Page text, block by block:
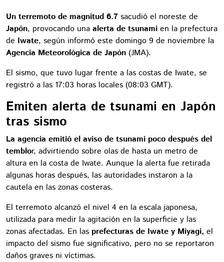
Un terremoto de magnitud 6.7 sacudió el noreste de
Japón, provocando una alerta de tsunami en la prefectura
de Iwate, según informó este domingo 9 de noviembre la
Agencia Meteorológica de Japón (JMA).
El sismo, que tuvo lugar frente a las costas de Iwate, se
registró a las 17:03 horas locales (08:03 GMT).
Emiten alerta de tsunami en Japón
tras sismo
La agencia emitió el aviso de tsunami poco después del
temblor, advirtiendo sobre olas de hasta un metro de
altura en la costa de Iwate. Aunque la alerta fue retirada
algunas horas después, las autoridades instaron a la
cautela en las zonas costeras.
El terremoto alcanzó el nivel 4 en la escala japonesa,
utilizada para medir la agitación en la superficie y las
zonas afectadas. En las prefecturas de Iwate y Miyagi, el
impacto del sismo fue significativo, pero no se reportaron
daños graves ni víctimas.